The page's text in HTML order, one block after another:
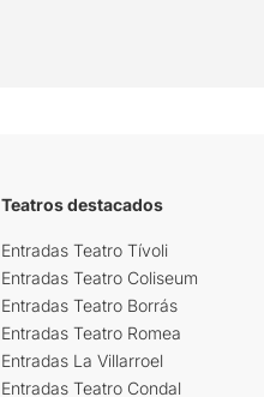
Teatros destacados
Entradas Teatro Tívoli
Entradas Teatro Coliseum
Entradas Teatro Borrás
Entradas Teatro Romea
Entradas La Villarroel
Entradas Teatro Condal